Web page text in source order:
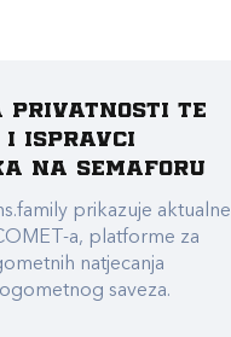
privatnosti te
i ispravci
na Semaforu
prikazuje aktualne
a, platforme za
natjecanja
saveza.